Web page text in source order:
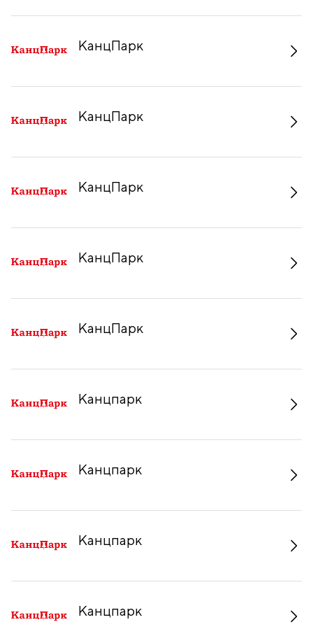
КанцПарк
КанцПарк
КанцПарк
КанцПарк
КанцПарк
Канцпарк
Канцпарк
Канцпарк
Канцпарк